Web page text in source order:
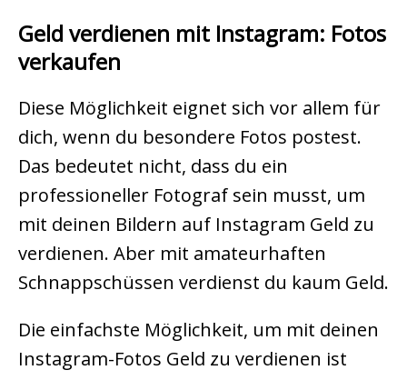
Geld verdienen mit Instagram: Fotos
verkaufen
Diese Möglichkeit eignet sich vor allem für
dich, wenn du besondere Fotos postest.
Das bedeutet nicht, dass du ein
professioneller Fotograf sein musst, um
mit deinen Bildern auf Instagram Geld zu
verdienen. Aber mit amateurhaften
Schnappschüssen verdienst du kaum Geld.
Die einfachste Möglichkeit, um mit deinen
Instagram-Fotos Geld zu verdienen ist